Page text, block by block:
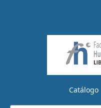
Catálogo